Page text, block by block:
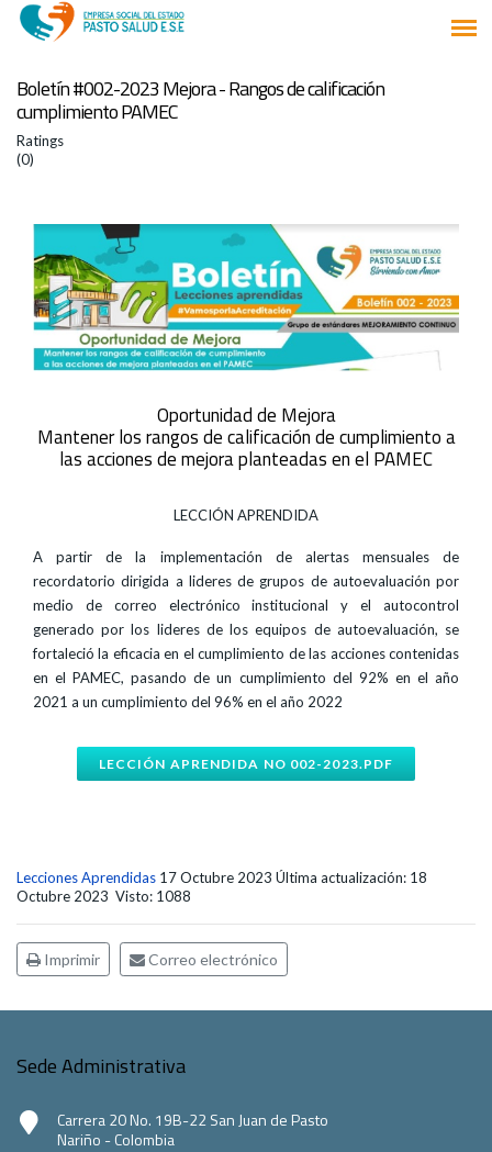
Boletín #002-2023 Mejora - Rangos de calificación
cumplimiento PAMEC
Ratings
(0)
Oportunidad de Mejora
Mantener los rangos de calificación de cumplimiento a
las acciones de mejora planteadas en el PAMEC
LECCIÓN APRENDIDA
A partir de la implementación de alertas mensuales de
recordatorio dirigida a lideres de grupos de autoevaluación por
medio de correo electrónico institucional y el autocontrol
generado por los lideres de los equipos de autoevaluación, se
fortaleció la eficacia en el cumplimiento de las acciones contenidas
en el PAMEC, pasando de un cumplimiento del 92% en el año
2021 a un cumplimiento del 96% en el año 2022
LECCIÓN APRENDIDA NO 002-2023.PDF
Lecciones Aprendidas 17 Octubre 2023 Última actualización: 18
Octubre 2023 Visto: 1088
Imprimir Correo electrónico
Sede Administrativa
Carrera 20 No. 19B-22 San Juan de Pasto
Nariño - Colombia